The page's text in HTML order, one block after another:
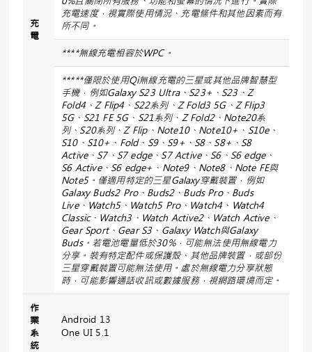
充
電
充電速度，視實際使用情況、充電條件和其他因素而有
所不同。
****無線充電相容於WPC。
*****僅限於使用Qi無線充電的三星或其他品牌智慧型
手機，例如Galaxy S23 Ultra、 S23+ 、 S23、 Z
Fold4、 Z Flip4、 S22系列、 Z Fold3 5G、 Z Flip3
5G、 S21 FE 5G、 S21系列、 Z Fold2、 Note20系
列、 S20系列、 Z Flip、 Note10、 Note10+ 、 S10e、
S10、 S10+ 、 Fold、 S9、 S9+ 、 S8、 S8+ 、 S8
Active、 S7、 S7 edge、 S7 Active、 S6、 S6 edge、
S6 Active、 S6 edge+ 、 Note9、 Note8、 Note FE與
Note5。僅適用特定的三星Galaxy穿戴裝置，例如
Galaxy Buds2 Pro、 Buds2、 Buds Pro、 Buds
Live、 Watch5、 Watch5 Pro、 Watch4、 Watch4
Classic、 Watch3、 Watch Active2、 Watch Active、
Gear Sport、 Gear S3、 Galaxy Watch與Galaxy
Buds。若電池電量低於30%，可能無法使用無線電力
分享。裝有特定配件或保護殼、其他品牌裝置，或部份
三星穿戴裝置可能無法使用。處於無線電力分享狀態
時，可能影響通話收訊或數據服務，視網路環境而定。
作
業
系
統
Android 13
One UI 5.1